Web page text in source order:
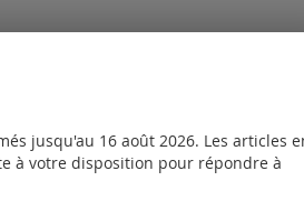
jusqu'au 16 août 2026. Les articles
à votre disposition pour répondre à